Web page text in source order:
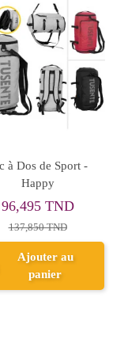
Sac à Dos
Peluche